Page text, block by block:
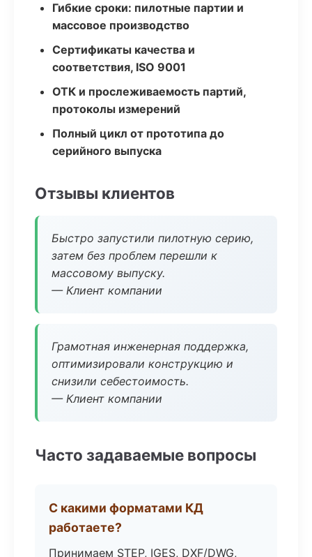
Гибкие сроки: пилотные партии и
массовое производство
Сертификаты качества и
соответствия, ISO 9001
ОТК и прослеживаемость партий,
протоколы измерений
Полный цикл от прототипа до
серийного выпуска
Отзывы клиентов
Быстро запустили пилотную серию,
затем без проблем перешли к
массовому выпуску.
— Клиент компании
Грамотная инженерная поддержка,
оптимизировали конструкцию и
снизили себестоимость.
— Клиент компании
Часто задаваемые вопросы
С какими форматами КД
работаете?
Принимаем STEP, IGES, DXF/DWG,